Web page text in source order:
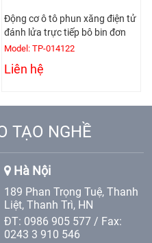
Động cơ ô tô phun xăng điện tử
đánh lửa trực tiếp bô bin đơn
Model: TP-014122
Liên hệ
TẠO NGHỀ
Hà Nội
189 Phan Trọng Tuệ, Thanh
Liệt, Thanh Trì, HN
ĐT: 0986 905 577 / Fax:
0243 3 910 546